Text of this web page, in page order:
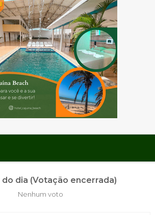
do dia (Votação encerrada)
Nenhum voto